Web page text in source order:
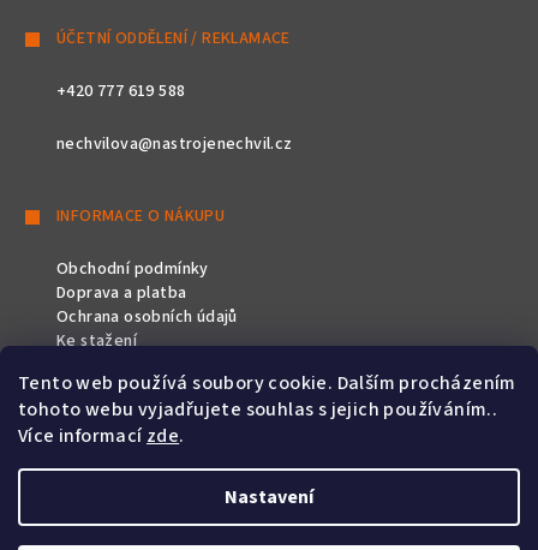
Tento web používá soubory cookie. Dalším procházením
tohoto webu vyjadřujete souhlas s jejich používáním..
Více informacízde.
Nastavení
ÚČETNÍ ODDĚLENÍ / REKLAMACE
+420 777 619 588
nechvilova@nastrojenechvil.cz
INFORMACE O NÁKUPU
Obchodní podmínky
Doprava a platba
Ochrana osobních údajů
Ke stažení
SLEDUJTE NÁS